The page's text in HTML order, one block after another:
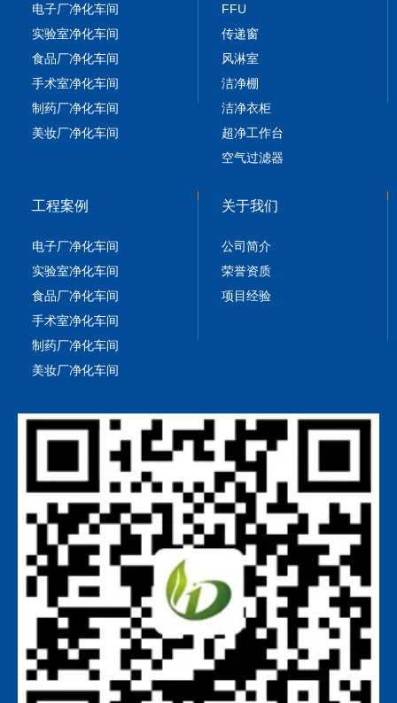
电子厂净化车间
实验室净化车间
食品厂净化车间
手术室净化车间
制药厂净化车间
美妆厂净化车间
FFU
传递窗
风淋室
洁净棚
洁净衣柜
超净工作台
空气过滤器
工程案例
电子厂净化车间
实验室净化车间
食品厂净化车间
手术室净化车间
制药厂净化车间
美妆厂净化车间
关于我们
公司简介
荣誉资质
项目经验